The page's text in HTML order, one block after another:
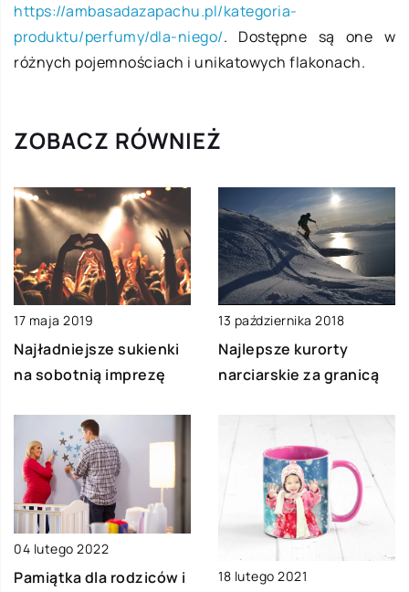
https://ambasadazapachu.pl/kategoria-
produktu/perfumy/dla-niego/. Dostępne są one w
różnych pojemnościach i unikatowych flakonach.
ZOBACZ RÓWNIEŻ
17 maja 2019
Najładniejsze sukienki
na sobotnią imprezę
13 października 2018
Najlepsze kurorty
narciarskie za granicą
04 lutego 2022
Pamiątka dla rodziców i
18 lutego 2021